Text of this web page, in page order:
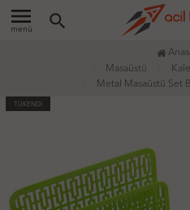
menu
menü search
Masaüstü
Metal Masaüstü Set
TÜKENDİ